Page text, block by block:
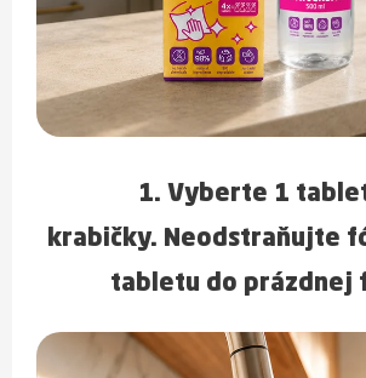
1. Vyberte 1
krabičky. Neodstraňujte
tabletu do prázdnej